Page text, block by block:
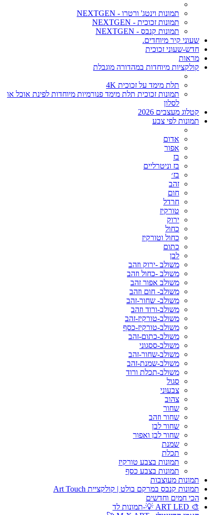
תמונות וינטג' ורטרו - NEXTGEN
תמונות זכוכית - NEXTGEN
תמונות קנבס - NEXTGEN
שעוני קיר מיוחדים.
חדש-שעוני זכוכית
מראות
קולקציות מיוחדות במהדורה מוגבלת
תלת מימד על זכוכית 4K
תמונות זכוכית תלת מימד פנורמיות מיוחדות לפינת אוכל או
לסלון
קטלוג מעצבים 2026
תמונות לפי צבע
אדום
אפור
בז
בז וניטרליים
בז׳
זהב
חום
חרדל
טורקיז
ירוק
כחול
כחול וטורקיז
כתום
לבן
משולב -ירוק וזהב
משולב -כחול וזהב
משולב אפור זהב
משולב- חום וזהב
משולב- שחור-זהב
משולב-ורוד וזהב
משולב-טורקיז-זהב
משולב-טורקיז-כסף
משולב-כתום-זהב
משולב-ססגוני
משולב-שחור-זהב
משולב-שמנת-זהב
משולב-תכלת ורוד
סגול
צבעוני
צהוב
שחור
שחור וזהב
שחור לבן
שחור לבן ואפור
שמנת
תכלת
תמונות בצבע טורקיז
תמונות בצבע כסף
תמונות מעוצבות
תמונות קנבס במרקם בולט | קולקציית Art Touch
הכי חמים וחדשים
🎨 ART LED 💡-תמונות לד